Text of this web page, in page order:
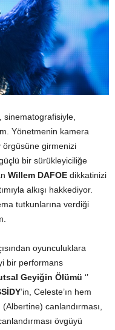
sinematografisiyle,
Yönetmenin kamera
örgüsüne girmenizi
bir sürükleyiciliğe
Willem DAFOE dikkatinizi
alkışı hakkediyor.
tutkunlarına verdiği
oyunculuklara
bir performans
Geyiğin Ölümü ‘’
’in, Celeste’ın hem
(Albertine) canlandırması,
övgüyü